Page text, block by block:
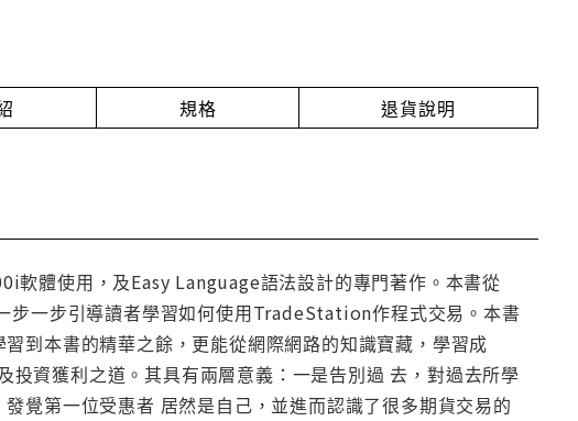
規格 退貨說明
體使用，及Easy Language語法設計的專門著作。本書從
步一步引導讀者學習如何使用TradeStation作程式交易。本書
到本書的精華之餘，更能從網際網路的知識寶藏，學習成
資獲利之道。其具有兩層意義：一是告別過 去，對過去所學
覺第一位受惠者 居然是自己，並進而認識了很多期貨交易的